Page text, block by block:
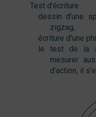
Test d’écriture :
dessin d’une
zigzag,
écriture d’une
le test de la
mesurer
d’action, il